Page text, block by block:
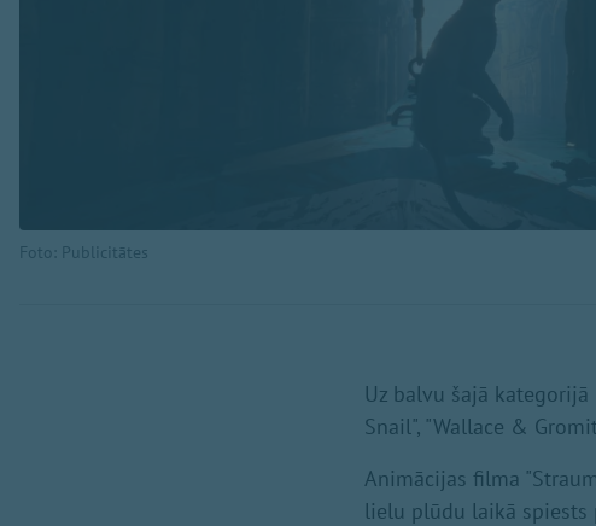
Foto: Publicitātes
Uz balvu šajā
Snail", "Wallace &
Animācijas filma
lielu plūdu laikā